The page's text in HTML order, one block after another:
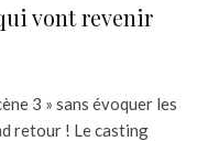
vont revenir
3 » sans évoquer les
retour ! Le casting